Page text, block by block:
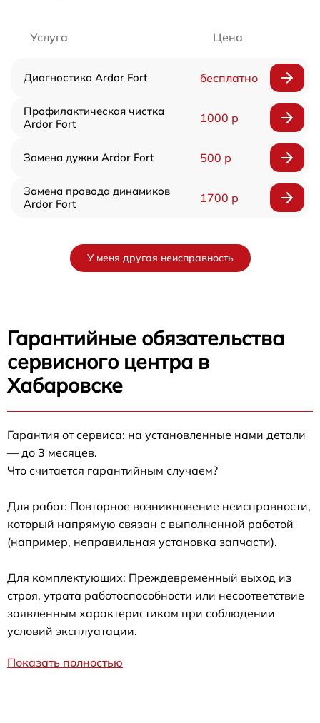
Услуга Цена
Диагностика Ardor Fort бесплатно
Профилактическая чистка
Ardor Fort
1000 р
Замена дужки Ardor Fort 500 р
Замена провода динамиков
Ardor Fort
1700 р
У меня другая неисправность
Гарантийные обязательства
сервисного центра в
Хабаровске
Гарантия от сервиса: на установленные нами детали
— до 3 месяцев.
Что считается гарантийным случаем?
Для работ: Повторное возникновение неисправности,
который напрямую связан с выполненной работой
(например, неправильная установка запчасти).
Для комплектующих: Преждевременный выход из
строя, утрата работоспособности или несоответствие
заявленным характеристикам при соблюдении
условий эксплуатации.
Показать полностью